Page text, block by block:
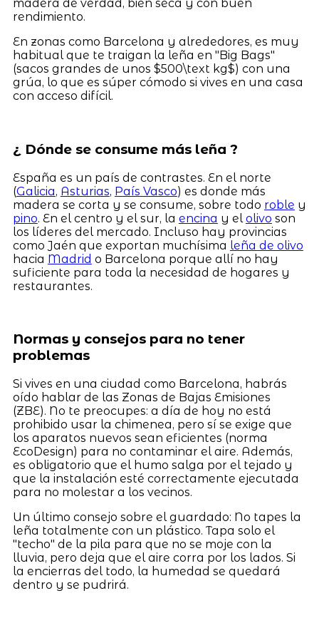
madera de verdad, bien seca y con buen
rendimiento.
En zonas como Barcelona y alrededores, es muy
habitual que te traigan la leña en "Big Bags"
(sacos grandes de unos $500\text kg$) con una
grúa, lo que es súper cómodo si vives en una casa
con acceso difícil.
¿ Dónde se consume más leña ?
España es un país de contrastes. En el norte
(Galicia, Asturias, País Vasco) es donde más
madera se corta y se consume, sobre todo roble y
pino. En el centro y el sur, la encina y el olivo son
los líderes del mercado. Incluso hay provincias
como Jaén que exportan muchísima leña de olivo
hacia Madrid o Barcelona porque allí no hay
suficiente para toda la necesidad de hogares y
restaurantes.
Normas y consejos para no tener
problemas
Si vives en una ciudad como Barcelona, habrás
oído hablar de las Zonas de Bajas Emisiones
(ZBE). No te preocupes: a día de hoy no está
prohibido usar la chimenea, pero sí se exige que
los aparatos nuevos sean eficientes (norma
EcoDesign) para no contaminar el aire. Además,
es obligatorio que el humo salga por el tejado y
que la instalación esté correctamente ejecutada
para no molestar a los vecinos.
Un último consejo sobre el guardado: No tapes la
leña totalmente con un plástico. Tapa solo el
"techo" de la pila para que no se moje con la
lluvia, pero deja que el aire corra por los lados. Si
la encierras del todo, la humedad se quedará
dentro y se pudrirá.